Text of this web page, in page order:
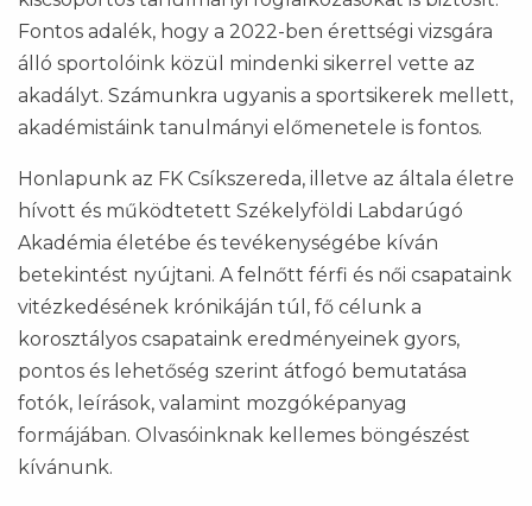
Fontos adalék, hogy a 2022-ben érettségi vizsgára
álló sportolóink közül mindenki sikerrel vette az
akadályt. Számunkra ugyanis a sportsikerek mellett,
akadémistáink tanulmányi előmenetele is fontos.
Honlapunk az FK Csíkszereda, illetve az általa életre
hívott és működtetett Székelyföldi Labdarúgó
Akadémia életébe és tevékenységébe kíván
betekintést nyújtani. A felnőtt férfi és női csapataink
vitézkedésének krónikáján túl, fő célunk a
korosztályos csapataink eredményeinek gyors,
pontos és lehetőség szerint átfogó bemutatása
fotók, leírások, valamint mozgóképanyag
formájában. Olvasóinknak kellemes böngészést
kívánunk.